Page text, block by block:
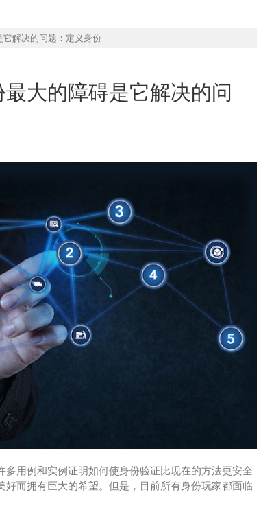
解决的问题：定义身份
大的障碍是它解决的问
用例和实例证明如何使身份验证比现在的方法更安全
而拥有巨大的希望。但是，目前所有身份玩家都面临